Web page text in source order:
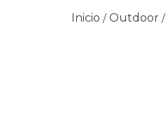
Inicio / Outdoor /